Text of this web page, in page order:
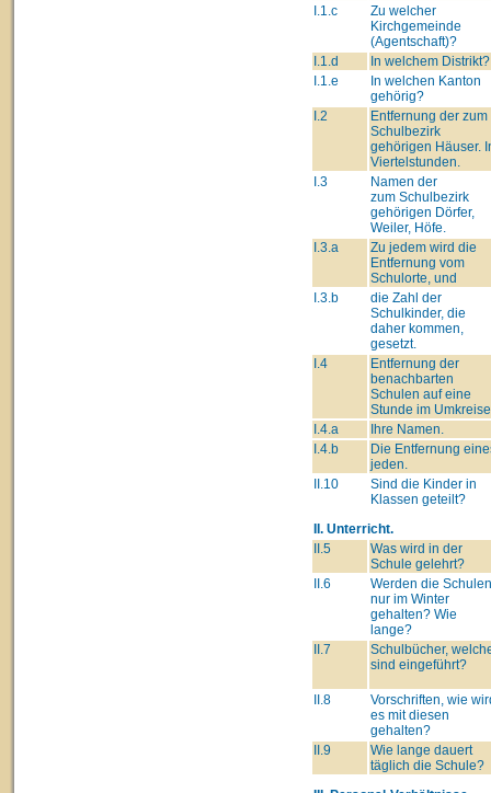
I.1.c
Zu welcher
Kirchgemeinde
(Agentschaft)?
I.1.d
In welchem Distrikt?
I.1.e
In welchen Kanton
gehörig?
I.2
Entfernung der zum
Schulbezirk
gehörigen Häuser.
Viertelstunden.
I.3
Namen der
zum Schulbezirk
gehörigen Dörfer,
Weiler, Höfe.
I.3.a
Zu jedem wird die
Entfernung vom
Schulorte, und
I.3.b
die Zahl der
Schulkinder, die
daher kommen,
gesetzt.
I.4
Entfernung der
benachbarten
Schulen auf eine
Stunde im
I.4.a
Ihre Namen.
I.4.b
Die Entfernung
jeden.
II.10
Sind die Kinder in
Klassen geteilt?
II. Unterricht.
II.5
Was wird in der
Schule gelehrt?
II.6
Werden die Schulen
nur im Winter
gehalten? Wie
lange?
II.7
Schulbücher,
sind eingeführt?
II.8
Vorschriften, wie
es mit diesen
gehalten?
II.9
Wie lange dauert
täglich die Schule?